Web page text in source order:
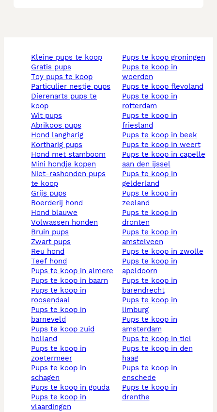
kleine pups te koop
gratis pups
toy pups te koop
particulier nestje pups
dierenarts pups te
koop
wit pups
abrikoos pups
hond langharig
kortharig pups
hond met stamboom
mini hondje kopen
niet-rashonden pups
te koop
grijs pups
boerderij hond
hond blauwe
volwassen honden
bruin pups
zwart pups
reu hond
teef hond
pups te koop in almere
pups te koop in baarn
pups te koop in
roosendaal
pups te koop in
barneveld
pups te koop zuid
holland
pups te koop in
zoetermeer
pups te koop in
schagen
pups te koop in gouda
pups te koop in
vlaardingen
pups te koop groningen
pups te koop in
woerden
pups te koop flevoland
pups te koop in
rotterdam
pups te koop in
friesland
pups te koop in beek
pups te koop in weert
pups te koop in capelle
aan den ijssel
pups te koop in
gelderland
pups te koop in
zeeland
pups te koop in
dronten
pups te koop in
amstelveen
pups te koop in zwolle
pups te koop in
apeldoorn
pups te koop in
barendrecht
pups te koop in
limburg
pups te koop in
amsterdam
pups te koop in tiel
pups te koop in den
haag
pups te koop in
enschede
pups te koop in
drenthe